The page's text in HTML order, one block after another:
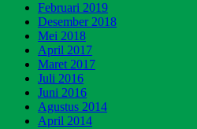
Februari 2019
Desember 2018
Mei 2018
April 2017
Maret 2017
Juli 2016
Juni 2016
Agustus 2014
April 2014